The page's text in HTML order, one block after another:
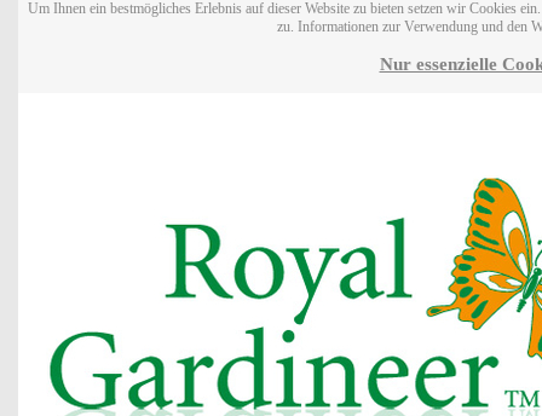
Um Ihnen ein bestmögliches Erlebnis auf dieser Website zu bieten setzen wir Cookies
zu. Informationen zur Verwendung und den
Nur essenzielle